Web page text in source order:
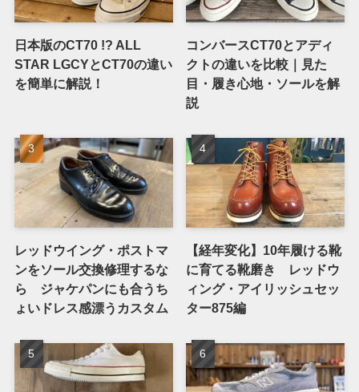
日本版のCT70 !? ALL
STAR LGCYとCT70の違い
を簡単に解説！
コンバースCT70とアディ
クトの違いを比較｜見た
目・履き心地・ソールを解
説
レッドウイング・ポストマ
ンをソール交換修理するな
ら ジャケパンにも合うち
ょいドレス感漂うカスタム
【経年変化】10年履ける靴
に育てる靴磨き レッドウ
ィング・アイリッシュセッ
ター875編